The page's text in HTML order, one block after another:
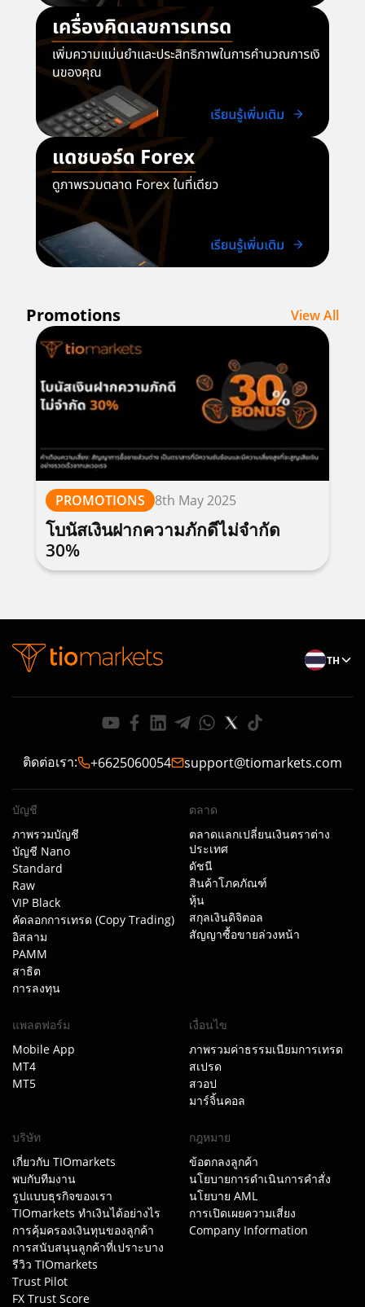
Promotions View All
PROMOTIONS 8th May 2025
โบนัสเงินฝากความภักดีไม่จำกัด
30%
TH
ติดต่อเรา: +6625060054 support@tiomarkets.com
บัญชี
ภาพรวมบัญชี
บัญชี Nano
Standard
Raw
VIP Black
คัดลอกการเทรด (Copy Trading)
อิสลาม
PAMM
สาธิต
การลงทุน
ตลาด
ตลาดแลกเปลี่ยนเงินตราต่าง
ประเทศ
ดัชนี
สินค้าโภคภัณฑ์
หุ้น
สกุลเงินดิจิตอล
สัญญาซื้อขายล่วงหน้า
แพลตฟอร์ม
Mobile App
MT4
MT5
เงื่อนไข
ภาพรวมค่าธรรมเนียมการเทรด
สเปรด
สวอป
มาร์จิ้นคอล
บริษัท
เกี่ยวกับ TIOmarkets
พบกับทีมงาน
รูปแบบธุรกิจของเรา
TIOmarkets ทำเงินได้อย่างไร
การคุ้มครองเงินทุนของลูกค้า
การสนับสนุนลูกค้าที่เปราะบาง
รีวิว TIOmarkets
Trust Pilot
FX Trust Score
กฎหมาย
ข้อตกลงลูกค้า
นโยบายการดำเนินการคำสั่ง
นโยบาย AML
การเปิดเผยความเสี่ยง
Company Information